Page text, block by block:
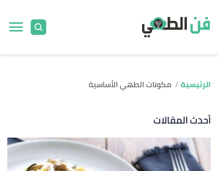
الرئيسية مكونات الطهي الأساسية
أحدث المقالات